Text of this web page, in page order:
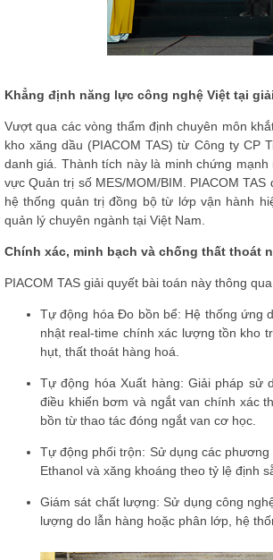
Khẳng định năng lực công nghệ Việt tại
Vượt qua các vòng thẩm định chuyên môn
kho xăng dầu (PIACOM TAS) từ Công ty CP
danh giá. Thành tích này là minh chứng
vực Quản trị số MES/MOM/BIM. PIACOM
hệ thống quản trị đồng bộ từ lớp vận hành
quản lý chuyên ngành tại Việt Nam.
Chính xác, minh bạch và chống thất thoát
PIACOM TAS giải quyết bài toán này thông
Tự động hóa Đo bồn bể: Hệ thống ứng
nhật real-time chính xác lượng tồn kho
hụt, thất thoát hàng hoá.
Tự động hóa Xuất hàng: Giải pháp sử
điều khiển bơm và ngắt van chính xác
bồn từ thao tác đóng ngắt van cơ học.
Tự động phối trộn: Sử dụng các
Ethanol và xăng khoáng theo tỷ lệ định
Giám sát chất lượng: Sử dụng công
lượng do lẫn hàng hoặc phân lớp, hệ